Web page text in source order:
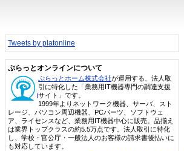
Tweets by platonline
ぷらっとオンラインについて
ぷらっとホーム株式会社が運用する、法人取
引に特化した「業務用IT機器専門の調達支援
サイト」です。
1999年よりネットワーク機器、サーバ、スト
レージ、パソコン周辺機器、PCパーツ、ソフトウェ
ア、ライセンスなど、業務用IT機器中心に販売。品揃え
は業界トップクラスの約5.5万点です。法人取引に特化
し、学校・官公庁・一般法人のお客様の請求書後払いに
も対応しています。